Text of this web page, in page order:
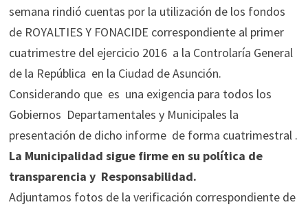
semana rindió cuentas por la utilización de los fondos
de ROYALTIES Y FONACIDE correspondiente al primer
cuatrimestre del ejercicio 2016 a la Controlaría General
de la República en la Ciudad de Asunción.
Considerando que es una exigencia para todos los
Gobiernos Departamentales y Municipales la
presentación de dicho informe de forma cuatrimestral .
La Municipalidad sigue firme en su política de
transparencia y Responsabilidad.
Adjuntamos fotos de la verificación correspondiente de